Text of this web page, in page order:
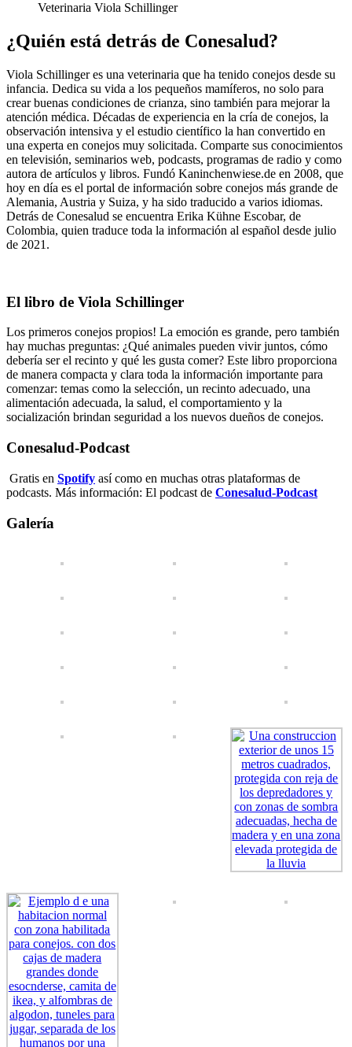
Veterinaria Viola Schillinger
¿Quién está detrás de Conesalud?
Viola Schillinger es una veterinaria que ha tenido conejos desde su
infancia. Dedica su vida a los pequeños mamíferos, no solo para
crear buenas condiciones de crianza, sino también para mejorar la
atención médica. Décadas de experiencia en la cría de conejos, la
observación intensiva y el estudio científico la han convertido en
una experta en conejos muy solicitada. Comparte sus conocimientos
en televisión, seminarios web, podcasts, programas de radio y como
autora de artículos y libros. Fundó Kaninchenwiese.de en 2008, que
hoy en día es el portal de información sobre conejos más grande de
Alemania, Austria y Suiza, y ha sido traducido a varios idiomas.
Detrás de Conesalud se encuentra Erika Kühne Escobar, de
Colombia, quien traduce toda la información al español desde julio
de 2021.
El libro de Viola Schillinger
Los primeros conejos propios! La emoción es grande, pero también
hay muchas preguntas: ¿Qué animales pueden vivir juntos, cómo
debería ser el recinto y qué les gusta comer? Este libro proporciona
de manera compacta y clara toda la información importante para
comenzar: temas como la selección, un recinto adecuado, una
alimentación adecuada, la salud, el comportamiento y la
socialización brindan seguridad a los nuevos dueños de conejos.
Conesalud-Podcast
Gratis en Spotify así como en muchas otras plataformas de
podcasts. Más información: El podcast de Conesalud-Podcast
Galería